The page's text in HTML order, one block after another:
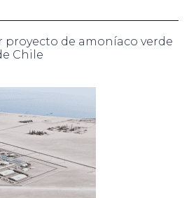
de amoníaco verde
Chile